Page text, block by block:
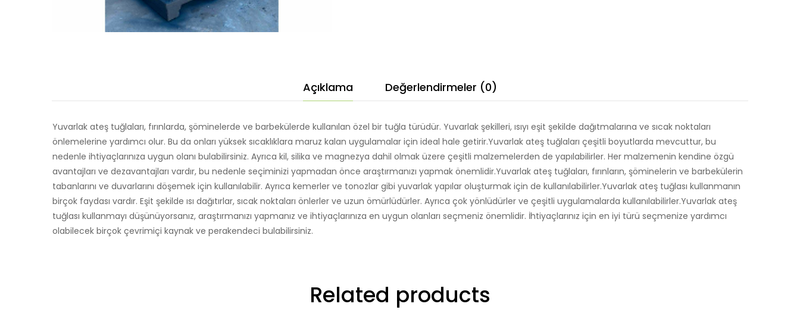
Açıklama Değerlendirmeler (0)
Yuvarlak ateş tuğlaları, fırınlarda, şöminelerde ve barbekülerde kullanılan özel bir tuğla türüdür. Yuvarlak şekilleri, ısıyı eşit şekilde dağıtmalarına ve sıcak noktaları
önlemelerine yardımcı olur. Bu da onları yüksek sıcaklıklara maruz kalan uygulamalar için ideal hale getirir.Yuvarlak ateş tuğlaları çeşitli boyutlarda mevcuttur, bu
nedenle ihtiyaçlarınıza uygun olanı bulabilirsiniz. Ayrıca kil, silika ve magnezya dahil olmak üzere çeşitli malzemelerden de yapılabilirler. Her malzemenin kendine özgü
avantajları ve dezavantajları vardır, bu nedenle seçiminizi yapmadan önce araştırmanızı yapmak önemlidir.Yuvarlak ateş tuğlaları, fırınların, şöminelerin ve barbekülerin
tabanlarını ve duvarlarını döşemek için kullanılabilir. Ayrıca kemerler ve tonozlar gibi yuvarlak yapılar oluşturmak için de kullanılabilirler.Yuvarlak ateş tuğlası kullanmanın
birçok faydası vardır. Eşit şekilde ısı dağıtırlar, sıcak noktaları önlerler ve uzun ömürlüdürler. Ayrıca çok yönlüdürler ve çeşitli uygulamalarda kullanılabilirler.Yuvarlak ateş
tuğlası kullanmayı düşünüyorsanız, araştırmanızı yapmanız ve ihtiyaçlarınıza en uygun olanları seçmeniz önemlidir. İhtiyaçlarınız için en iyi türü seçmenize yardımcı
olabilecek birçok çevrimiçi kaynak ve perakendeci bulabilirsiniz.
Related products